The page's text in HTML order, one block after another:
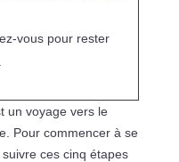
vous pour rester
un voyage vers le
Pour commencer à se
ces cinq étapes